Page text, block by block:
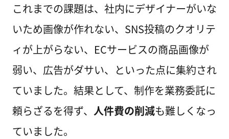
これまでの課題は、社内にデザイナーがいな
いため画像が作れない、SNS投稿のクオリテ
ィが上がらない、ECサービスの商品画像が
弱い、広告がダサい、といった点に集約され
ていました。結果として、制作を業務委託に
頼らざるを得ず、 人件費の削減も難しくなっ
ていました。